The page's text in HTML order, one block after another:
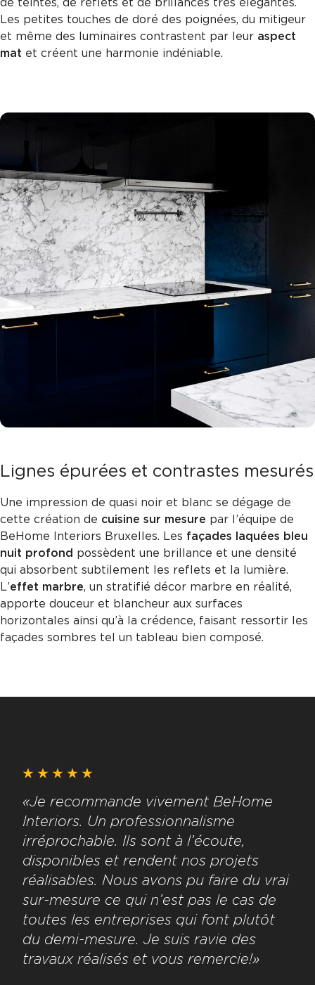
de teintes, de reflets et de brillances très élégantes.
Les petites touches de doré des poignées, du mitigeur
et même des luminaires contrastent par leur aspect
mat et créent une harmonie indéniable.
Lignes épurées et contrastes mesurés
Une impression de quasi noir et blanc se dégage de
cette création de cuisine sur mesure par l’équipe de
BeHome Interiors Bruxelles. Les façades laquées bleu
nuit profond possèdent une brillance et une densité
qui absorbent subtilement les reflets et la lumière.
L’effet marbre, un stratifié décor marbre en réalité,
apporte douceur et blancheur aux surfaces
horizontales ainsi qu’à la crédence, faisant ressortir les
façades sombres tel un tableau bien composé.
«Je recommande vivement BeHome
Interiors. Un professionnalisme
irréprochable. Ils sont à l’écoute,
disponibles et rendent nos projets
réalisables. Nous avons pu faire du vrai
sur-mesure ce qui n’est pas le cas de
toutes les entreprises qui font plutôt
du demi-mesure. Je suis ravie des
travaux réalisés et vous remercie!»